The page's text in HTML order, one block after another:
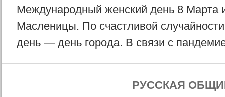
Международный женский день 8 Марта
Масленицы. По счастливой
день — день города. В связи с
РУССКАЯ